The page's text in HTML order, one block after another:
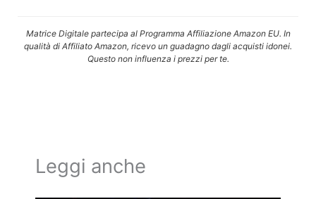
Matrice Digitale partecipa al Programma Affiliazione Amazon EU. In
qualità di Affiliato Amazon, ricevo un guadagno dagli acquisti idonei.
Questo non influenza i prezzi per te.
Leggi anche